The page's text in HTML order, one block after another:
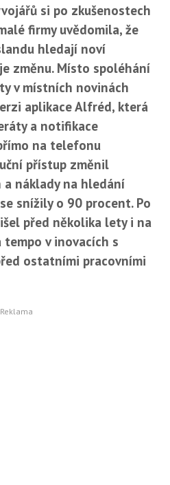
si po zkušenostech
firmy uvědomila, že
hledají noví
změnu. Místo spoléhání
v místních novinách
aplikace Alfréd, která
a notifikace
na telefonu
přístup změnil
náklady na hledání
snížily o 90 procent. Po
před několika lety i na
v inovacích s
ostatními pracovními